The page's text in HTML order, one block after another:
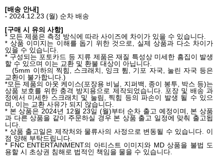
[배송 안내]
- 2024.12.23 (월) 순차 배송
[구매 시 유의 사항]
* 모든 제품은 측정 방식에 따라 사이즈에 차이가 있을 수 있습니다
* 상품 이미지는 이해를 돕기 위한 것으로
실제 상품과 다소 차이가
있을 수 있습니다
* 구성되는 포토카드 등 지류 제품은 재질 특성상 미세한 흠집이 발생
할 수 있으며 이는 교환 및 환불 대상이 아닙니다
(5mm 이하의 찍힘 스크래치 잉크 튐 기포 자국
눌린 자국 등은
교환이 불가합니다 .)
*모든 제품의 아웃 케이스(포장용 비닐 지퍼백 종이 봉투 박스 등)는
상품 보호를 위한 충격 방지용으로 제작되었습니다.
포장 및 배송 과
정에서 미세한 스크래치 및 눌림
찍힘 등의 파손이 발생 될 수 있으
며
이는 교환 사유가 되지 않습니다
* 본 상품은 2024년 12월 23일 (월)부터 순차 출고 예정이며
본 상품
과 다른 상품을 같이 주문하실 경우 본 상품 출고 일정에 맞춰 출고됩
니다
* 상품 출고일은 제작처와 물류사의 사정으로 변동될 수 있습니다
이
점 양해 부탁드립니다
* FNC ENTERTAINMENT의 아티스트 이미지와 MD 상품을 불법 도
용할 시 초상권 침해로 법적인 책임을 물을 수 있습니다